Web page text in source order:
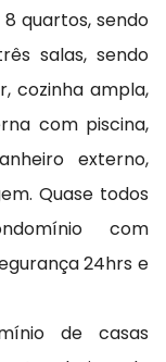
quartos, sendo
salas, sendo
cozinha ampla,
com piscina,
externo,
Quase todos
com
24hrs e
de casas